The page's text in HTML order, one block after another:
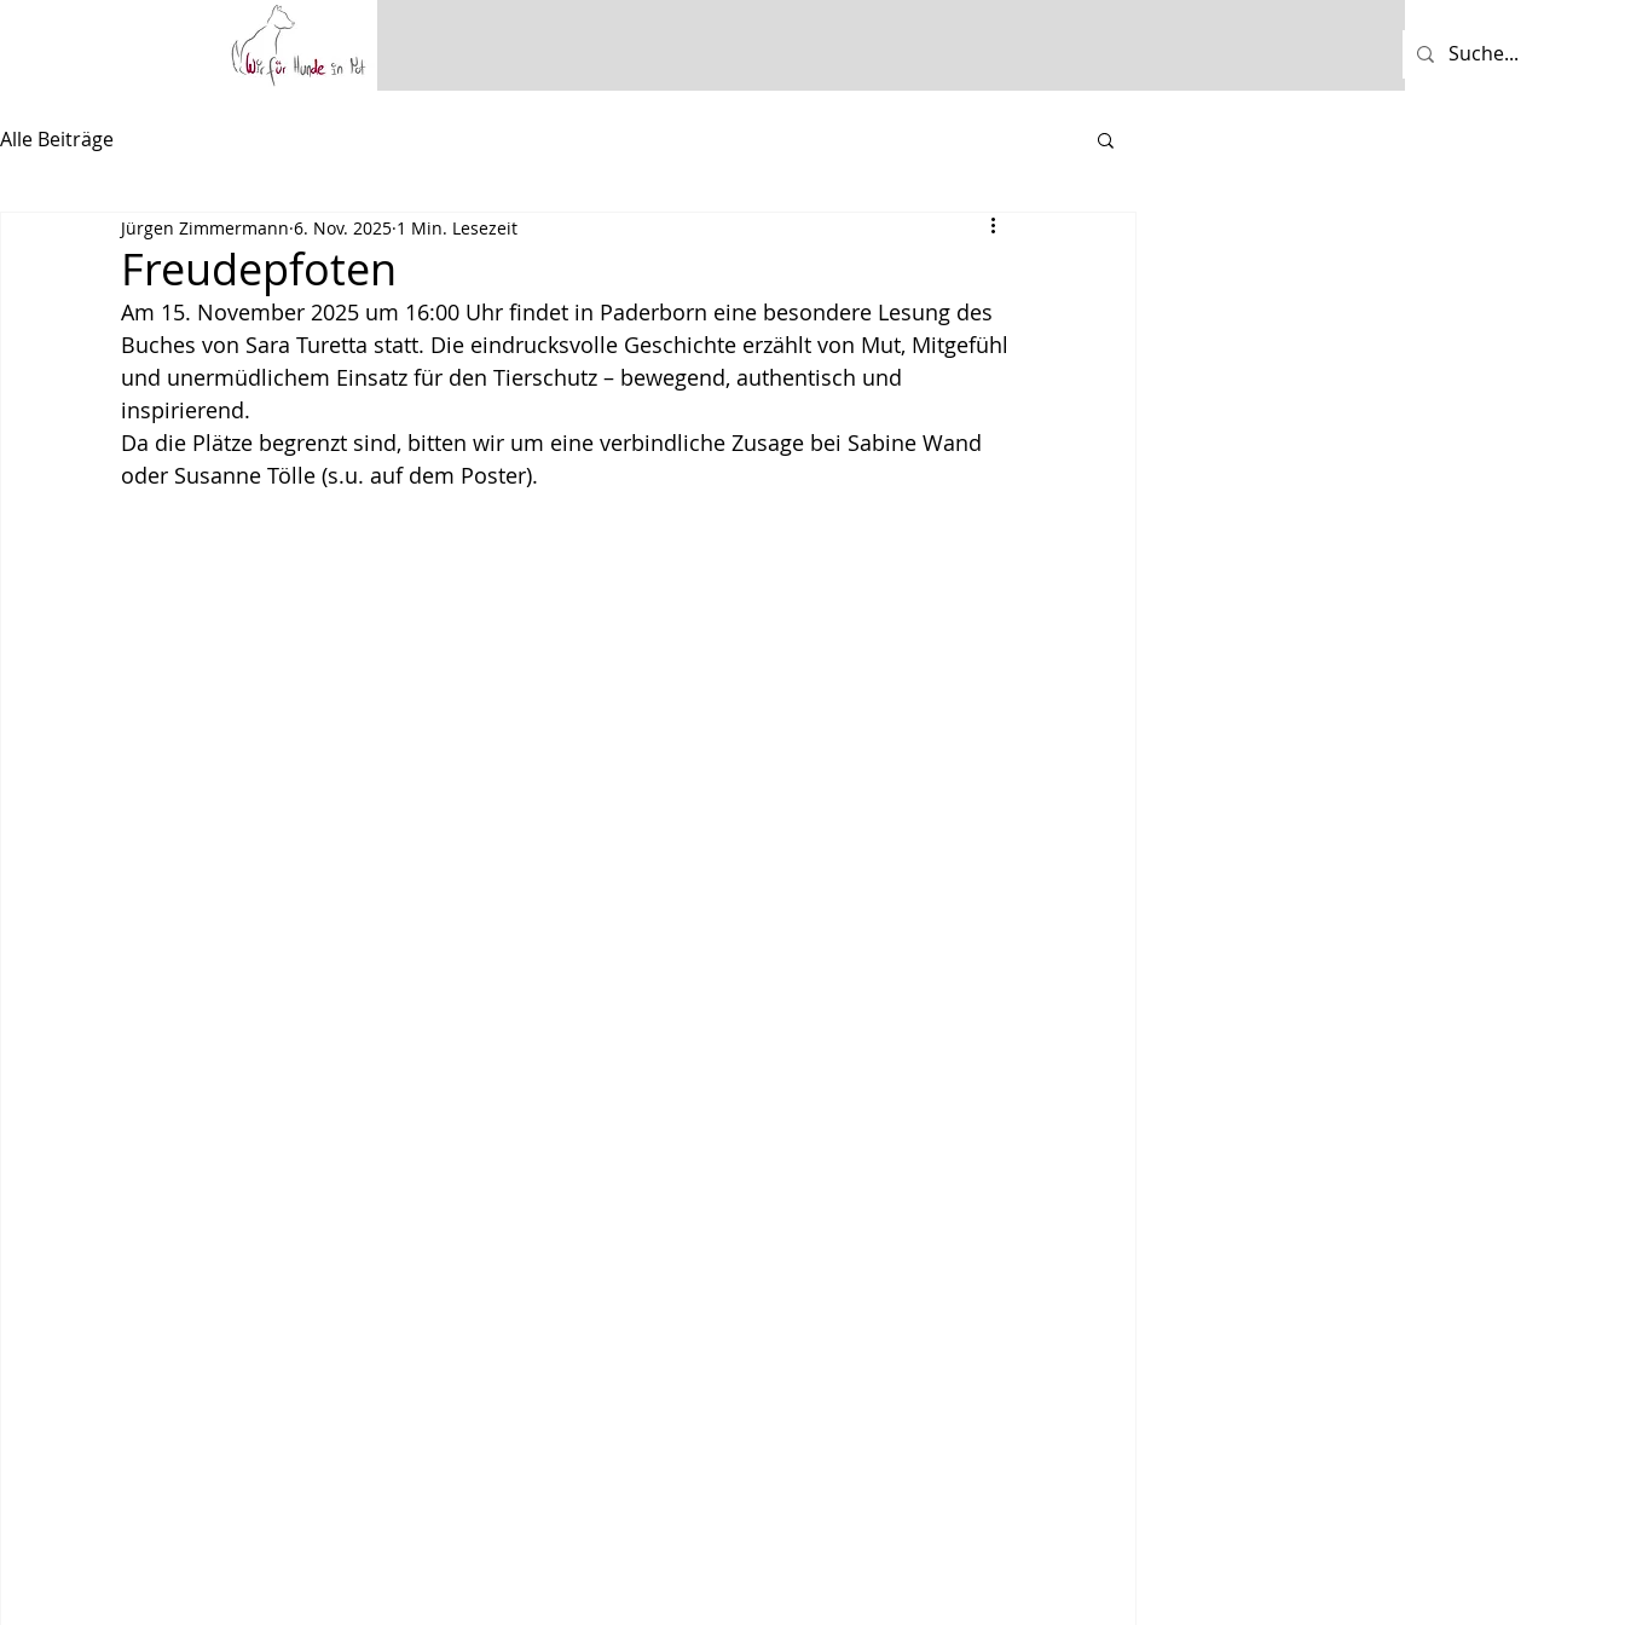
Alle Beiträge
Freudepfoten
Jürgen Zimmermann 6. Nov. 2025 1 Min. Lesezeit
Am 15. November 2025 um 16:00 Uhr findet in Paderborn eine besondere Lesung des
Buches von Sara Turetta statt. Die eindrucksvolle Geschichte erzählt von Mut, Mitgefühl
und unermüdlichem Einsatz für den Tierschutz – bewegend, authentisch und
inspirierend.
Da die Plätze begrenzt sind, bitten wir um eine verbindliche Zusage bei Sabine Wand
oder Susanne Tölle (s.u. auf dem Poster).